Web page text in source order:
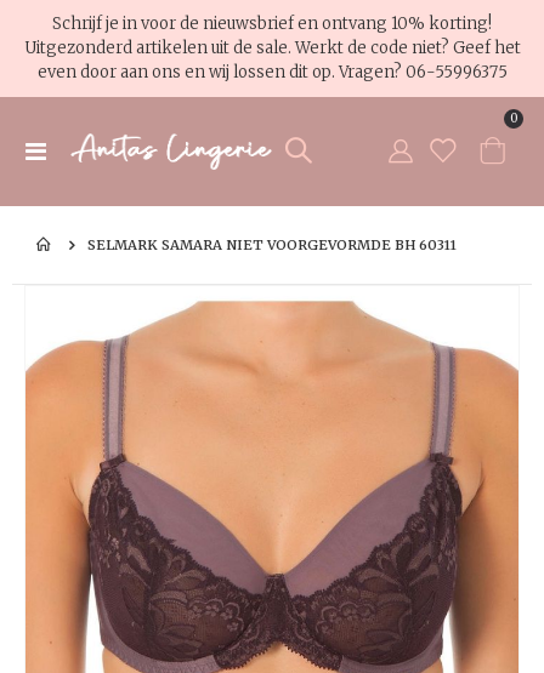
Schrijf je in voor de nieuwsbrief en ontvang 10% korting!
Uitgezonderd artikelen uit de sale. Werkt de code niet? Geef het
even door aan ons en wij lossen dit op. Vragen? 06-55996375
Toggle
Cart
0
SELMARK SAMARA NIET VOORGEVORMDE BH 60311
het
einde
afbeeldingen-